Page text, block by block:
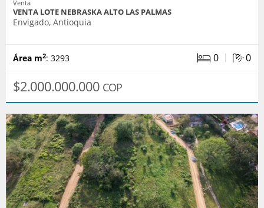
Venta
VENTA LOTE NEBRASKA ALTO LAS PALMAS
Envigado, Antioquia
Área m2: 3293 0 | 0
$2.000.000.000 COP